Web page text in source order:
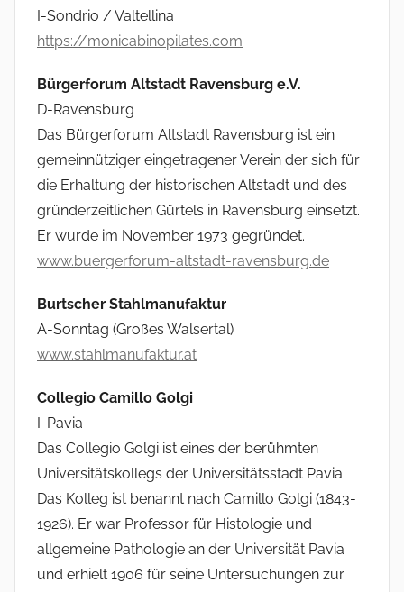
I-Sondrio / Valtellina
https://monicabinopilates.com
Bürgerforum Altstadt Ravensburg e.V.
D-Ravensburg
Das Bürgerforum Altstadt Ravensburg ist ein
gemeinnütziger eingetragener Verein der sich für
die Erhaltung der historischen Altstadt und des
gründerzeitlichen Gürtels in Ravensburg einsetzt.
Er wurde im November 1973 gegründet.
www.buergerforum-altstadt-ravensburg.de
Burtscher Stahlmanufaktur
A-Sonntag (Großes Walsertal)
www.stahlmanufaktur.at
Collegio Camillo Golgi
I-Pavia
Das Collegio Golgi ist eines der berühmten
Universitätskollegs der Universitätsstadt Pavia.
Das Kolleg ist benannt nach Camillo Golgi (1843-
1926). Er war Professor für Histologie und
allgemeine Pathologie an der Universität Pavia
und erhielt 1906 für seine Untersuchungen zur